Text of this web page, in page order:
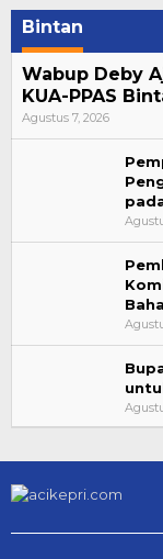
Bintan
Wabup Deby
KUA-PPAS
Agustus 7, 2026